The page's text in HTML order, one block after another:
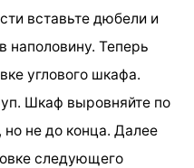
вставьте дюбели и
наполовину. Теперь
углового шкафа.
Шкаф выровняйте по
не до конца. Далее
следующего